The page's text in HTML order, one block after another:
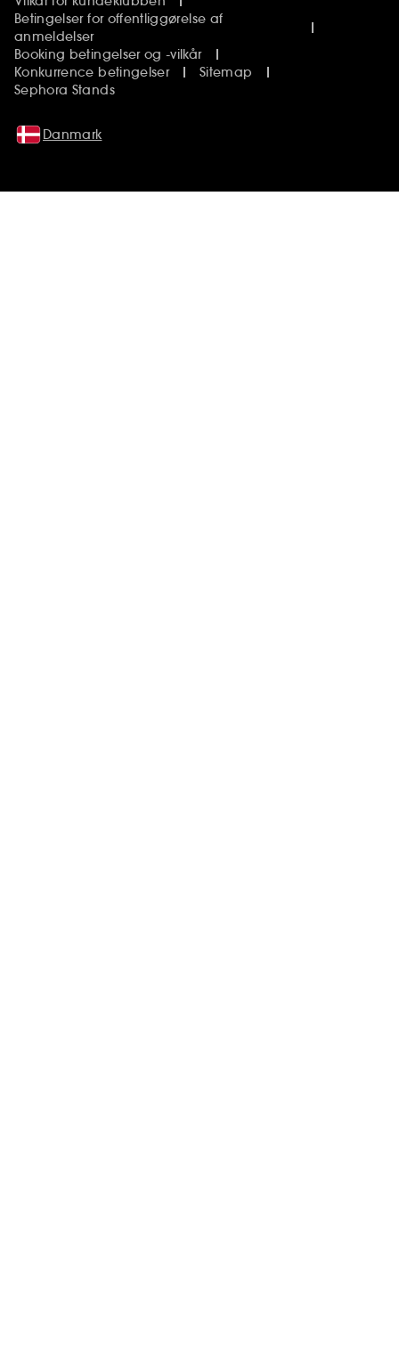
Betingelser for offentliggørelse af
anmeldelser
Booking betingelser og -vilkår
Konkurrence betingelser
Sitemap
Sephora Stands
Danmark